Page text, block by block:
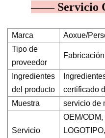
—— Servicio
Marca
Aoxue/
Tipo de
proveedor
Ingredientes
del producto
certificado
Muestra
servicio de
Servicio
OEM/